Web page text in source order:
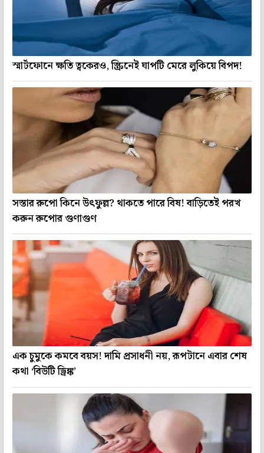
স্মার্টফোনে ক্ষতি ত্বকেরও, স্ক্রিনেই ঘাপটি মেরে লুকিয়ে বিপদ!
সস্তার রুপো কিনে উৎফুল্ল? থাকতে পারে বিষ! বাড়িতেই পরখ
করুন রুপোর গুণাগুণ
এক চুমুকে কমবে বয়স! দামি প্রসাধনী নয়, রূপটানে এবার শেষ
কথা ‘বিউটি ড্রিঙ্ক’